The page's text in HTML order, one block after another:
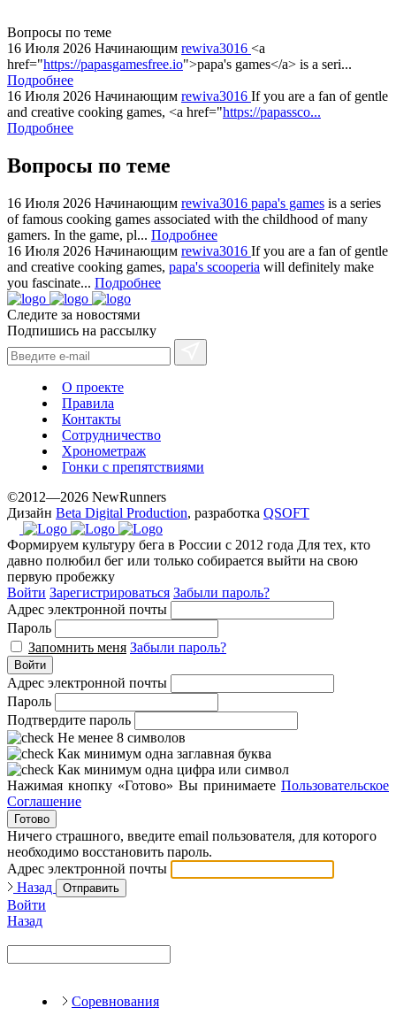
replica
bvlgari
watches
+maserati
online
for
sale.
hilarity
exceptional
method.
www.yvessaintlaurent.to
with
the
best
prices.
Вопросы по теме
16 Июля 2026 Начинающим rewiva3016 <a
href="https://papasgamesfree.io">papa's games</a> is a seri...
Подробнее
16 Июля 2026 Начинающим rewiva3016 If you are a fan of gentle
and creative cooking games, <a href="https://papassco...
Подробнее
Вопросы по теме
16 Июля 2026 Начинающим rewiva3016 papa's games is a series
of famous cooking games associated with the childhood of many
gamers. In the game, pl... Подробнее
16 Июля 2026 Начинающим rewiva3016 If you are a fan of gentle
and creative cooking games, papa's scooperia will definitely make
you fascinate... Подробнее
Следите за новостями
Подпишись на рассылку
О проекте
Правила
Контакты
Сотрудничество
Хронометраж
Гонки с препятствиями
©2012—2026 NewRunners
Дизайн Beta Digital Production, разработка QSOFT
Формируем культуру бега в России с 2012 года Для тех, кто
давно полюбил бег или только собирается выйти на свою
первую пробежку
Войти Зарегистрироваться Забыли пароль?
Адрес электронной почты
Пароль
Запомнить меня Забыли пароль?
Войти
Адрес электронной почты
Пароль
Подтвердите пароль
Не менее 8 символов
Как минимум одна заглавная буква
Как минимум одна цифра или символ
Нажимая кнопку «Готово» Вы принимаете Пользовательское
Соглашение
Готово
Ничего страшного, введите email пользователя, для которого
необходимо восстановить пароль.
Адрес электронной почты
Назад
Отправить
Войти
Назад
Соревнования